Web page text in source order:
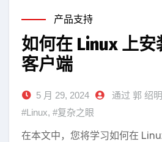
产品支持
如何在 Linux 上
客户端
5 月 29, 2024 通过 郭 绍明
#Linux, #复杂之眼
在本文中，您将学习如何在